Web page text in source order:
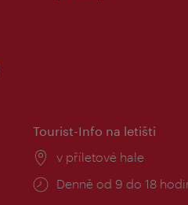
Tourist-Info na letišti
Místo:
v příletové hale
Provozní
Denně od 9 do 18